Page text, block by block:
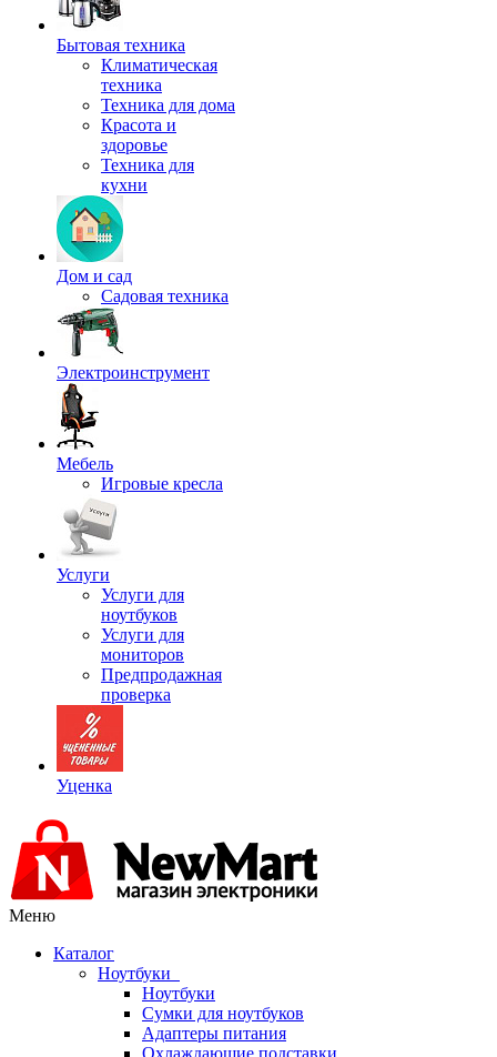
Бытовая техника
Климатическая
техника
Техника для дома
Красота и
здоровье
Техника для
кухни
Дом и сад
Садовая техника
Электроинструмент
Мебель
Игровые кресла
Услуги
Услуги для
ноутбуков
Услуги для
мониторов
Предпродажная
проверка
Уценка
Меню
Каталог
Ноутбуки
Ноутбуки
Сумки для ноутбуков
Адаптеры питания
Охлаждающие подставки